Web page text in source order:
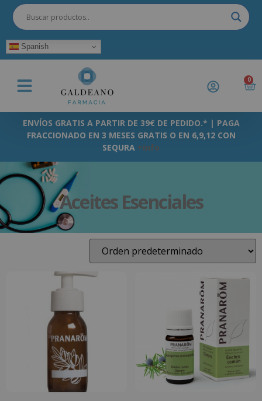
Spanish
0
ENVÍOS GRATIS A PARTIR DE 39€ DE PEDIDO.* | PAGA
FRACCIONADO EN 3 MESES GRATIS O EN 6,9,12 CON
SEQURA +info
Aceites Esenciales